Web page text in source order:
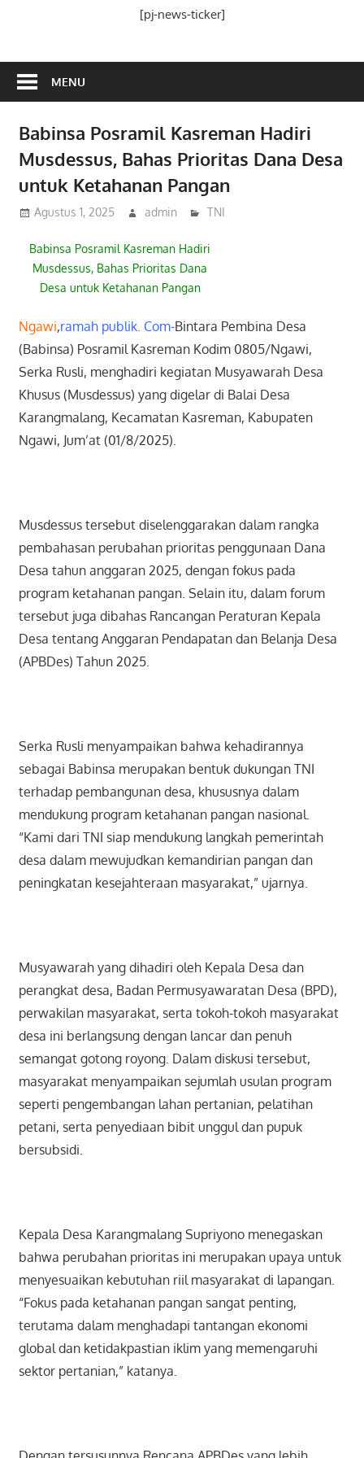
[pj-news-ticker]
MENU
Babinsa Posramil Kasreman Hadiri
Musdessus, Bahas Prioritas Dana Desa
untuk Ketahanan Pangan
Agustus 1, 2025 admin TNI
Babinsa Posramil Kasreman Hadiri
Musdessus, Bahas Prioritas Dana
Desa untuk Ketahanan Pangan
Ngawi,ramah publik. Com-Bintara Pembina Desa
(Babinsa) Posramil Kasreman Kodim 0805/Ngawi,
Serka Rusli, menghadiri kegiatan Musyawarah Desa
Khusus (Musdessus) yang digelar di Balai Desa
Karangmalang, Kecamatan Kasreman, Kabupaten
Ngawi, Jum’at (01/8/2025).
Musdessus tersebut diselenggarakan dalam rangka
pembahasan perubahan prioritas penggunaan Dana
Desa tahun anggaran 2025, dengan fokus pada
program ketahanan pangan. Selain itu, dalam forum
tersebut juga dibahas Rancangan Peraturan Kepala
Desa tentang Anggaran Pendapatan dan Belanja Desa
(APBDes) Tahun 2025.
Serka Rusli menyampaikan bahwa kehadirannya
sebagai Babinsa merupakan bentuk dukungan TNI
terhadap pembangunan desa, khususnya dalam
mendukung program ketahanan pangan nasional.
“Kami dari TNI siap mendukung langkah pemerintah
desa dalam mewujudkan kemandirian pangan dan
peningkatan kesejahteraan masyarakat,” ujarnya.
Musyawarah yang dihadiri oleh Kepala Desa dan
perangkat desa, Badan Permusyawaratan Desa (BPD),
perwakilan masyarakat, serta tokoh-tokoh masyarakat
desa ini berlangsung dengan lancar dan penuh
semangat gotong royong. Dalam diskusi tersebut,
masyarakat menyampaikan sejumlah usulan program
seperti pengembangan lahan pertanian, pelatihan
petani, serta penyediaan bibit unggul dan pupuk
bersubsidi.
Kepala Desa Karangmalang Supriyono menegaskan
bahwa perubahan prioritas ini merupakan upaya untuk
menyesuaikan kebutuhan riil masyarakat di lapangan.
“Fokus pada ketahanan pangan sangat penting,
terutama dalam menghadapi tantangan ekonomi
global dan ketidakpastian iklim yang memengaruhi
sektor pertanian,” katanya.